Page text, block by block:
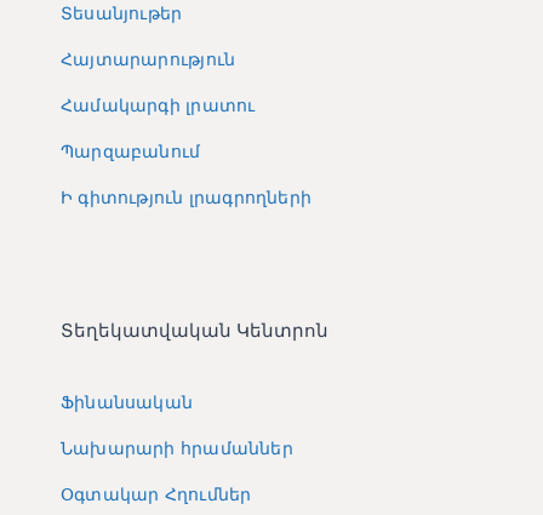
Տեսանյութեր
Հայտարարություն
Համակարգի լրատու
Պարզաբանում
Ի գիտություն լրագրողների
Տեղեկատվական Կենտրոն
Ֆինանսական
Նախարարի հրամաններ
Օգտակար Հղումներ